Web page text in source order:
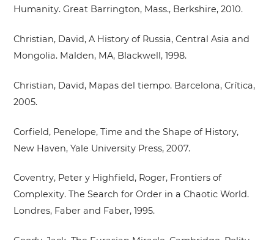
Humanity. Great Barrington, Mass., Berkshire, 2010.
Christian, David, A History of Russia, Central Asia and
Mongolia. Malden, MA, Blackwell, 1998.
Christian, David, Mapas del tiempo. Barcelona, Crítica,
2005.
Corfield, Penelope, Time and the Shape of History,
New Haven, Yale University Press, 2007.
Coventry, Peter y Highfield, Roger, Frontiers of
Complexity. The Search for Order in a Chaotic World.
Londres, Faber and Faber, 1995.